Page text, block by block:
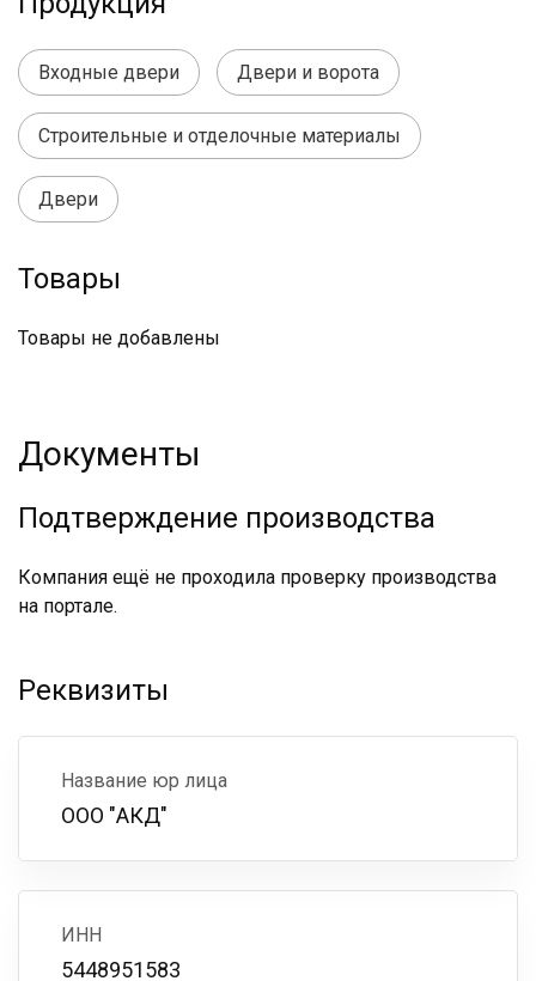
Входные двери Двери и ворота
Строительные и отделочные материалы
Двери
Товары
Товары не добавлены
Документы
Подтверждение производства
Компания ещё не проходила проверку производства
на портале.
Реквизиты
Название юр лица
ООО "АКД"
ИНН
5448951583